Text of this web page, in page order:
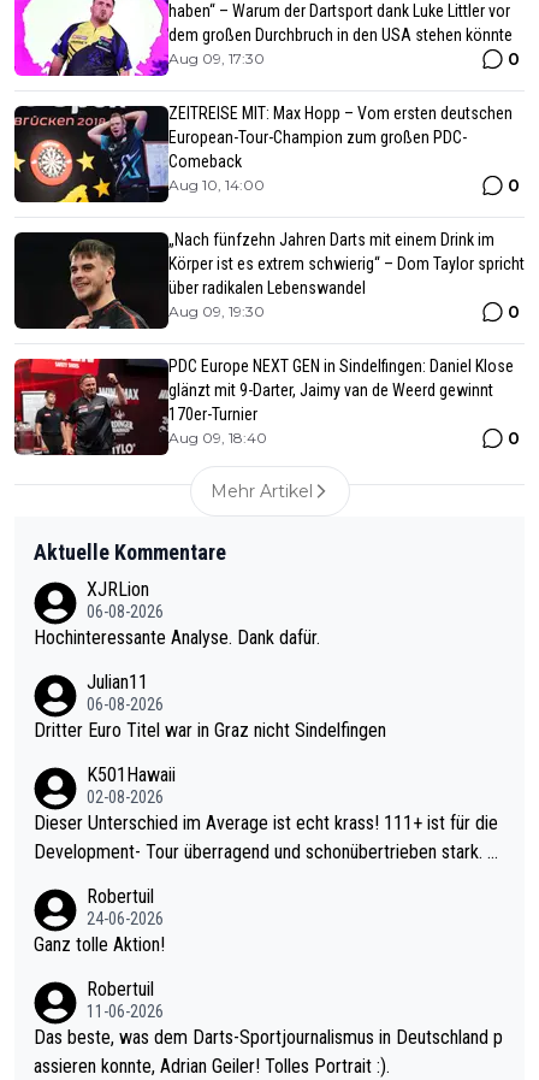
haben“ – Warum der Dartsport dank Luke Littler vor
dem großen Durchbruch in den USA stehen könnte
Aug 09, 17:30 0
ZEITREISE MIT: Max Hopp – Vom ersten deutschen
European-Tour-Champion zum großen PDC-
Comeback
Aug 10, 14:00 0
„Nach fünfzehn Jahren Darts mit einem Drink im
Körper ist es extrem schwierig“ – Dom Taylor spricht
über radikalen Lebenswandel
Aug 09, 19:30 0
PDC Europe NEXT GEN in Sindelfingen: Daniel Klose
glänzt mit 9-Darter, Jaimy van de Weerd gewinnt
170er-Turnier
Aug 09, 18:40 0
Mehr Artikel
Aktuelle Kommentare
XJRLion
06-08-2026
Hochinteressante Analyse. Dank dafür.
Julian11
06-08-2026
Dritter Euro Titel war in Graz nicht Sindelfingen
K501Hawaii
02-08-2026
Dieser Unterschied im Average ist echt krass! 111+ ist für die
Development- Tour überragend und schonübertrieben stark. U
mal 40+ erst recht. Da gewinnst keinen Blumentopf - ist ja noc
h krasser wie ein Pokalspiel eines Kreisligisten vs einem Bund
Robertuil
24-06-2026
Ganz tolle Aktion!
Robertuil
11-06-2026
Das beste, was dem Darts-Sportjournalismus in Deutschland p
assieren konnte, Adrian Geiler! Tolles Portrait :).